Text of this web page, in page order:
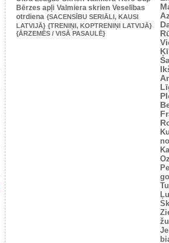
Bērzes apļi Valmiera skrien Veselības
otrdiena {SACENSĪBU SERIĀLI, KAUSI
LATVIJĀ} {TRENIŅI, KOPTRENIŅI LATVIJĀ}
{ĀRZEMĒS / VISĀ PASAULĒ}